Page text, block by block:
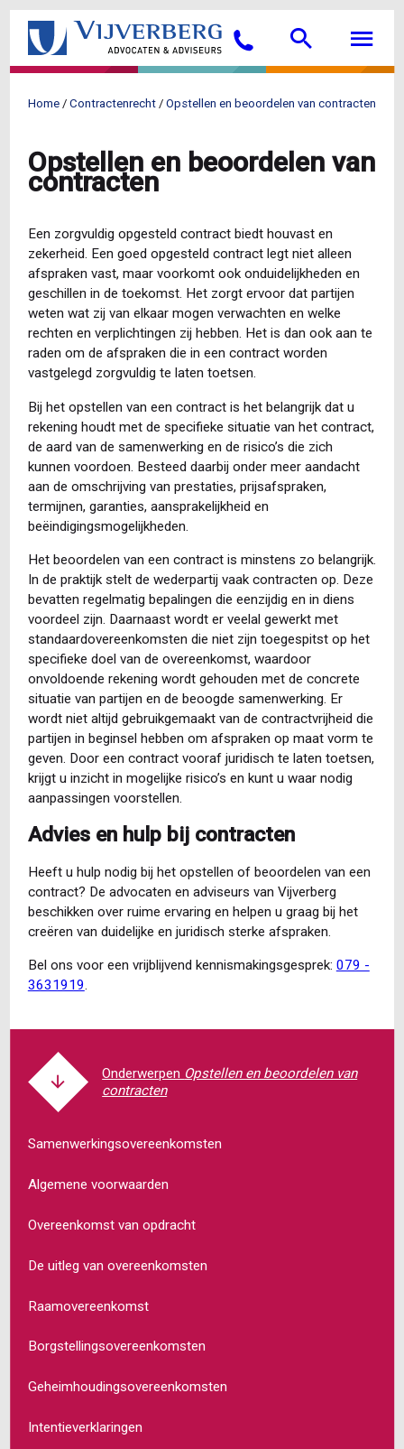
Overslaan
de
gaan
Bellen Search
Home Contractenrecht Opstellen en beoordelen van contracten
Opstellen en beoordelen van
contracten
Een zorgvuldig opgesteld contract biedt houvast en
zekerheid. Een goed opgesteld contract legt niet alleen
afspraken vast, maar voorkomt ook onduidelijkheden en
geschillen in de toekomst. Het zorgt ervoor dat partijen
weten wat zij van elkaar mogen verwachten en welke
rechten en verplichtingen zij hebben. Het is dan ook aan te
raden om de afspraken die in een contract worden
vastgelegd zorgvuldig te laten toetsen.
Bij het opstellen van een contract is het belangrijk dat u
rekening houdt met de specifieke situatie van het contract,
de aard van de samenwerking en de risico’s die zich
kunnen voordoen. Besteed daarbij onder meer aandacht
aan de omschrijving van prestaties, prijsafspraken,
termijnen, garanties, aansprakelijkheid en
beëindigingsmogelijkheden.
Het beoordelen van een contract is minstens zo belangrijk.
In de praktijk stelt de wederpartij vaak contracten op. Deze
bevatten regelmatig bepalingen die eenzijdig en in diens
voordeel zijn. Daarnaast wordt er veelal gewerkt met
standaardovereenkomsten die niet zijn toegespitst op het
specifieke doel van de overeenkomst, waardoor
onvoldoende rekening wordt gehouden met de concrete
situatie van partijen en de beoogde samenwerking. Er
wordt niet altijd gebruikgemaakt van de contractvrijheid die
partijen in beginsel hebben om afspraken op maat vorm te
geven. Door een contract vooraf juridisch te laten toetsen,
krijgt u inzicht in mogelijke risico’s en kunt u waar nodig
aanpassingen voorstellen.
Advies en hulp bij contracten
Heeft u hulp nodig bij het opstellen of beoordelen van een
contract? De advocaten en adviseurs van Vijverberg
beschikken over ruime ervaring en helpen u graag bij het
creëren van duidelijke en juridisch sterke afspraken.
Bel ons voor een vrijblijvend kennismakingsgesprek: 079 -
3631919.
Opstellen en beoordelen van
contracten
Samenwerkingsovereenkomsten
Algemene voorwaarden
Overeenkomst van opdracht
De uitleg van overeenkomsten
Raamovereenkomst
Borgstellingsovereenkomsten
Geheimhoudingsovereenkomsten
Intentieverklaringen